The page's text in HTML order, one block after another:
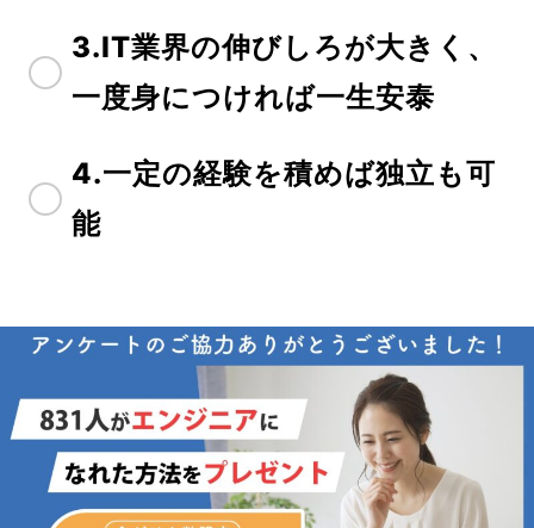
3.IT業界の伸びしろが大きく、
一度身につければ一生安泰
4.一定の経験を積めば独立も可
能